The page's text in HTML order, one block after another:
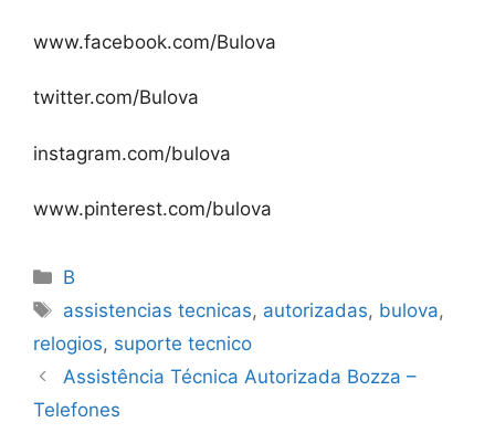
www.facebook.com/Bulova
twitter.com/Bulova
instagram.com/bulova
www.pinterest.com/bulova
Categorias
B
Tags
assistencias tecnicas, autorizadas, bulova,
relogios, suporte tecnico
Assistência Técnica Autorizada Bozza –
Telefones